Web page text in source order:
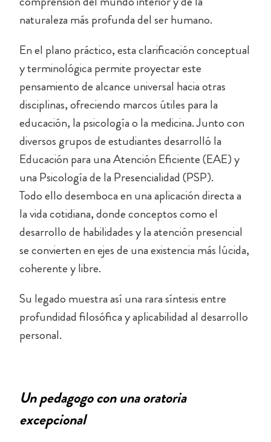
naturaleza más profunda del ser humano.
En el plano práctico, esta clarificación conceptual
y terminológica permite proyectar este
pensamiento de alcance universal hacia otras
disciplinas, ofreciendo marcos útiles para la
educación, la psicología o la medicina. Junto con
diversos grupos de estudiantes desarrolló la
Educación para una Atención Eficiente (EAE) y
una Psicología de la Presencialidad (PSP).
Todo ello desemboca en una aplicación directa a
la vida cotidiana, donde conceptos como el
desarrollo de habilidades y la atención presencial
se convierten en ejes de una existencia más lúcida,
coherente y libre.
Su legado muestra así una rara síntesis entre
profundidad filosófica y aplicabilidad al desarrollo
personal.
Un pedagogo con una oratoria
excepcional